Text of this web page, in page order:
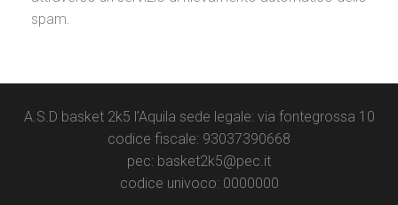
spam.
A.S.D basket 2k5 l’Aquila sede legale: via fontegrossa 10
codice fiscale: 93037390668
pec: basket2k5@pec.it
codice univoco: 0000000